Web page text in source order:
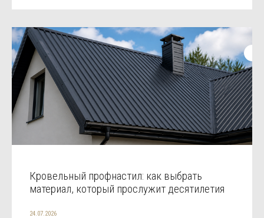
Кровельный профнастил: как выбрать
материал, который прослужит десятилетия
24.07.2026